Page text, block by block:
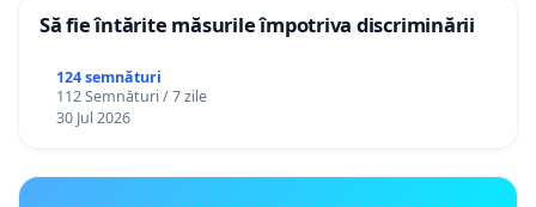
Să fie întărite măsurile împotriva discriminării
124 semnături
112 Semnături / 7 zile
30 Jul 2026